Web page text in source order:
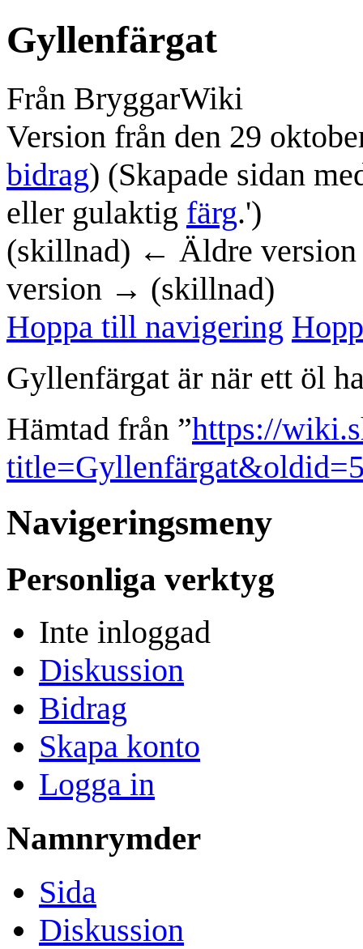
Gyllenfärgat
Från BryggarWiki
Version från den 29
bidrag) (Skapade sidan
eller gulaktig färg.')
(skillnad) ← Äldre version
version → (skillnad)
Hoppa till navigering
Gyllenfärgat är när ett öl
Hämtad från ”https://
Navigeringsmeny
Personliga verktyg
Inte inloggad
Diskussion
Bidrag
Skapa konto
Logga in
Namnrymder
Sida
Diskussion